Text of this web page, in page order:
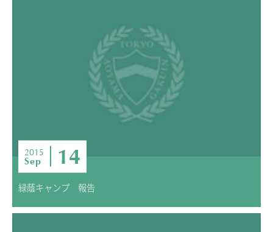
2015
Sep 14
緑蔭キャンプ 報告